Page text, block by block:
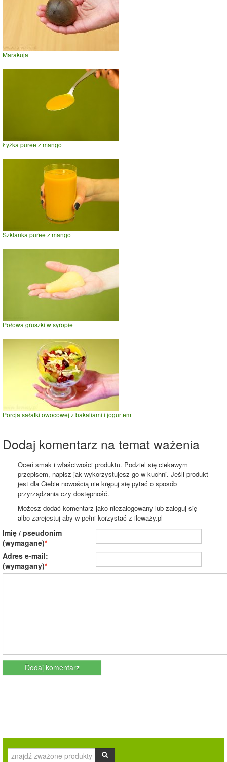
Marakuja
Łyżka puree z mango
Szklanka puree z mango
Połowa gruszki w syropie
Porcja sałatki owocowej z bakaliami i jogurtem
Dodaj komentarz na temat ważenia
Oceń smak i właściwości produktu. Podziel się ciekawym
przepisem, napisz jak wykorzystujesz go w kuchni. Jeśli produkt
jest dla Ciebie nowością nie krępuj się pytać o sposób
przyrządzania czy dostępność.
Możesz dodać komentarz jako niezalogowany lub zaloguj się
albo zarejestuj aby w pełni korzystać z ileważy.pl
Imię / pseudonim
(wymagane)
Adres e-mail:
(wymagany)